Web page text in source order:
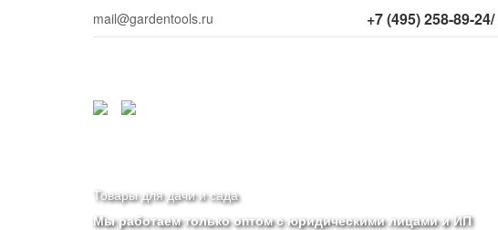
mail@gardentools.ru +7 (495) 258-89-
Товары для дачи и сада
Мы работаем только оптом с юридическими лицами и ИП